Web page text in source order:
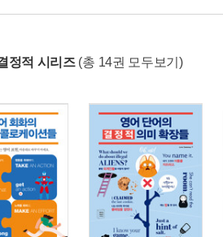
정적 시리즈 (총 14권 모두보기)